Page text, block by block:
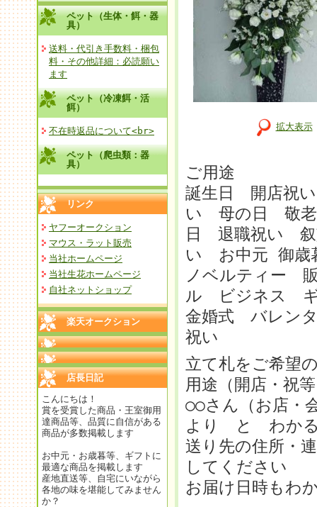
ペット（生体・餌・器
具）
送料・代引き手数料・梱包
料・その他詳細：必読願い
ます
ペット（冷凍餌・活
餌）
不在時返品について<br>
ペット（爬虫類：器
具）
リンク
ヤフーオークション
マウス・ラット販売
当社ホームページ
当社生花ホームページ
自社ネットショップ
楽天オークション
店長日記
こんにちは！
賞を受賞した商品・王室御用
達商品等、品質に自信がある
商品が多数掲載します
お中元・お歳暮等、ギフトに
最適な商品を掲載します
産地直送等、自宅にいながら
各地の味を堪能してみません
か？
拡大表示
ご用途
誕生日 開店祝
い 母の日 敬
日 退職祝い
い お中元 御
ノベルティー
ル ビジネス
金婚式 バレン
祝い
立て札をご希望
用途（開店・祝
○○さん（お店・
より と わかる
送り先の住所・
してください
お届け日時もわ